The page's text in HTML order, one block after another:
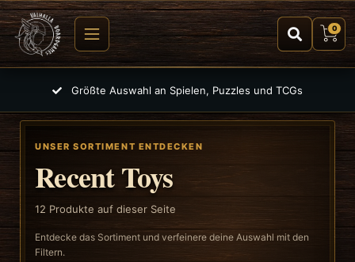
0
30 Tage Rückgaberecht
UNSER SORTIMENT ENTDECKEN
Recent Toys
12 Produkte auf dieser Seite
Entdecke das Sortiment und verfeinere deine Auswahl mit den
Filtern.